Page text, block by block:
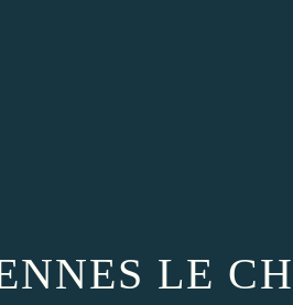
LE